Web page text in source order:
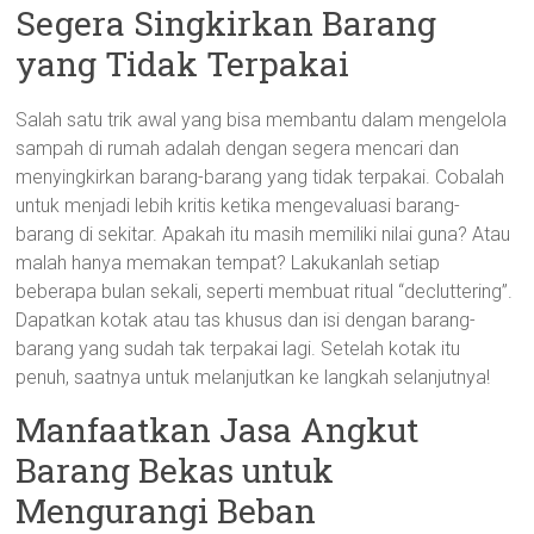
Segera Singkirkan Barang
yang Tidak Terpakai
Salah satu trik awal yang bisa membantu dalam mengelola
sampah di rumah adalah dengan segera mencari dan
menyingkirkan barang-barang yang tidak terpakai. Cobalah
untuk menjadi lebih kritis ketika mengevaluasi barang-
barang di sekitar. Apakah itu masih memiliki nilai guna? Atau
malah hanya memakan tempat? Lakukanlah setiap
beberapa bulan sekali, seperti membuat ritual “decluttering”.
Dapatkan kotak atau tas khusus dan isi dengan barang-
barang yang sudah tak terpakai lagi. Setelah kotak itu
penuh, saatnya untuk melanjutkan ke langkah selanjutnya!
Manfaatkan Jasa Angkut
Barang Bekas untuk
Mengurangi Beban